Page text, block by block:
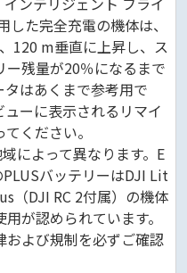
した完全充電の機体は、
120 m垂直に上昇し、ス
残量が20％になるまで
はあくまで参考用で
ーに表示されるリマイ
ください。
によって異なります。E
バッテリーはDJI Lit
（DJI RC 2付属）の機体
が認められています。
および規制を必ずご確認